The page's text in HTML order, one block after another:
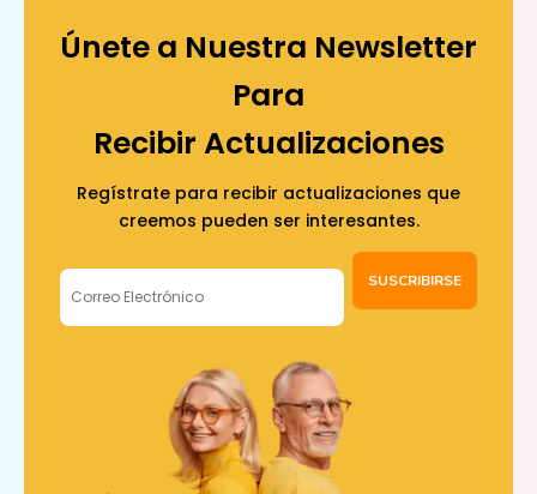
Únete a Nuestra Newsletter
Para
Recibir Actualizaciones
Regístrate para recibir actualizaciones que
creemos pueden ser interesantes.
SUSCRIBIRSE